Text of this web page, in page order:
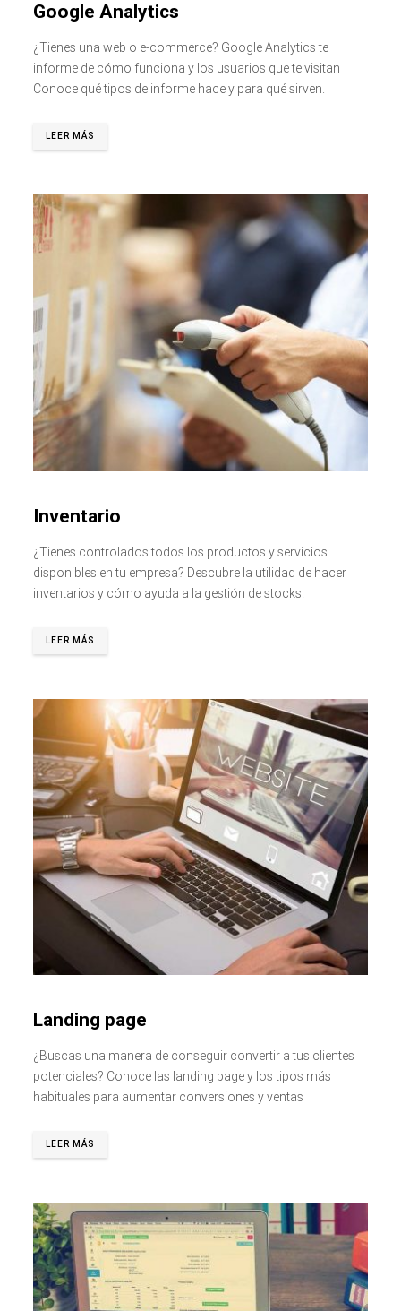
Google Analytics
¿Tienes una web o e-commerce? Google Analytics te
informe de cómo funciona y los usuarios que te visitan
Conoce qué tipos de informe hace y para qué sirven.
LEER MÁS
Inventario
¿Tienes controlados todos los productos y servicios
disponibles en tu empresa? Descubre la utilidad de hacer
inventarios y cómo ayuda a la gestión de stocks.
LEER MÁS
Landing page
¿Buscas una manera de conseguir convertir a tus clientes
potenciales? Conoce las landing page y los tipos más
habituales para aumentar conversiones y ventas
LEER MÁS